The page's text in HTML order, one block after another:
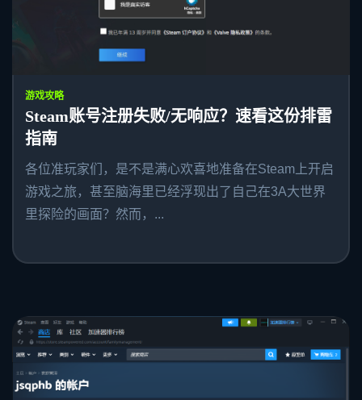
游戏攻略
Steam账号注册失败/无响应？速看这份排雷
指南
各位准玩家们，是不是满心欢喜地准备在Steam上开启
游戏之旅，甚至脑海里已经浮现出了自己在3A大世界
里探险的画面？然而，...